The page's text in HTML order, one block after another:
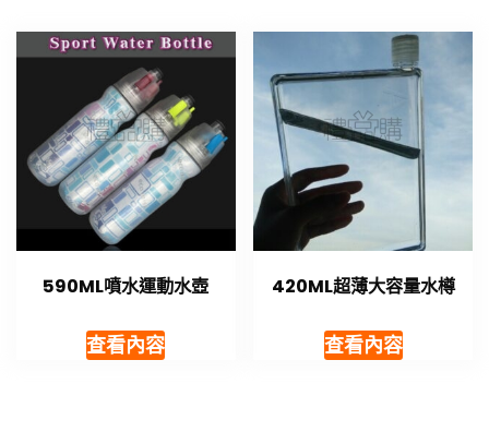
590ML噴水運動水壺
查看內容
420ML超薄大容量水樽
查看內容